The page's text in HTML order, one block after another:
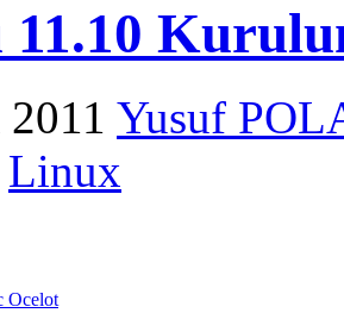
2011 Yusuf
Linux